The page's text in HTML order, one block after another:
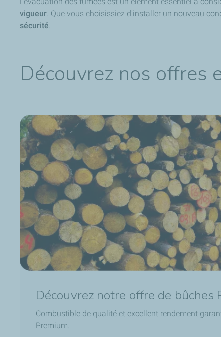
L'évacuation des fumées est un élément essentiel à
vigueur. Que vous choisissiez d'installer un nouveau
sécurité.
Découvrez nos offres
Découvrez notre offre de bûches
Combustible de qualité et excellent rendement
Premium.